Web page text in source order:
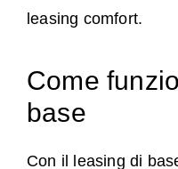
leasing comfort.
Come
base
Con il leasing di